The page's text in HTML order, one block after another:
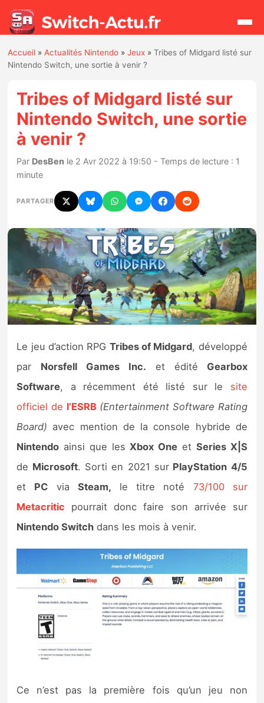
Actualités
Jeux
Hardware
Mises à jour
Chiffres de ventes
Rumeurs
Nintendo Direct
Tests et previews
Tests de jeux
Tests d’accessoires
Autres tests
Previews
Précommandes
Précommandes jeux Switch 2
Bons plans
Guides
Accueil »Actualités Nintendo »Jeux »Tribes of Midgard listé sur
Nintendo Switch, une sortie à venir ?
Tribes of Midgard listé sur
Nintendo Switch, une sortie
à venir ?
Par DesBen le 2 Avr 2022 à 19:50 - Temps de lecture : 1
minute
PARTAGER
Le jeu d’action RPG Tribes of Midgard, développé
par Norsfell Games Inc. et édité Gearbox
Software, a récemment été listé sur le site
officiel de l’ESRB (Entertainment Software Rating
Board) avec mention de la console hybride de
Nintendo ainsi que lesXbox One et Series X|S
de Microsoft. Sorti en 2021 sur PlayStation 4/5
et PC via Steam, le titre noté 73/100 sur
Metacritic pourrait donc faire son arrivée sur
Nintendo Switch dans les mois à venir.
Ce n’est pas la première fois qu’un jeu non